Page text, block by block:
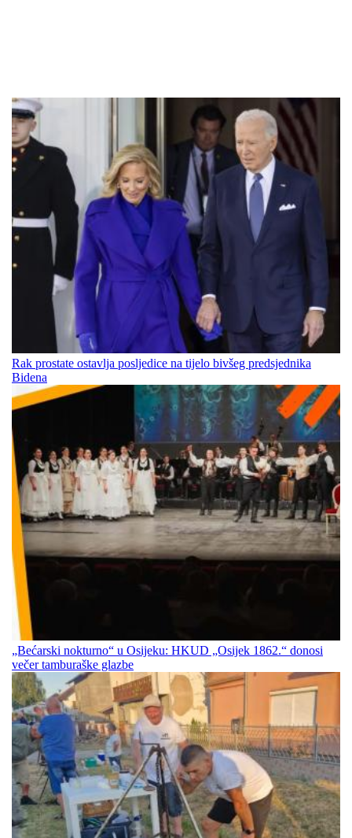
Rak prostate ostavlja posljedice na tijelo bivšeg predsjednika
Bidena
„Bećarski nokturno“ u Osijeku: HKUD „Osijek 1862.“ donosi
večer tamburaške glazbe